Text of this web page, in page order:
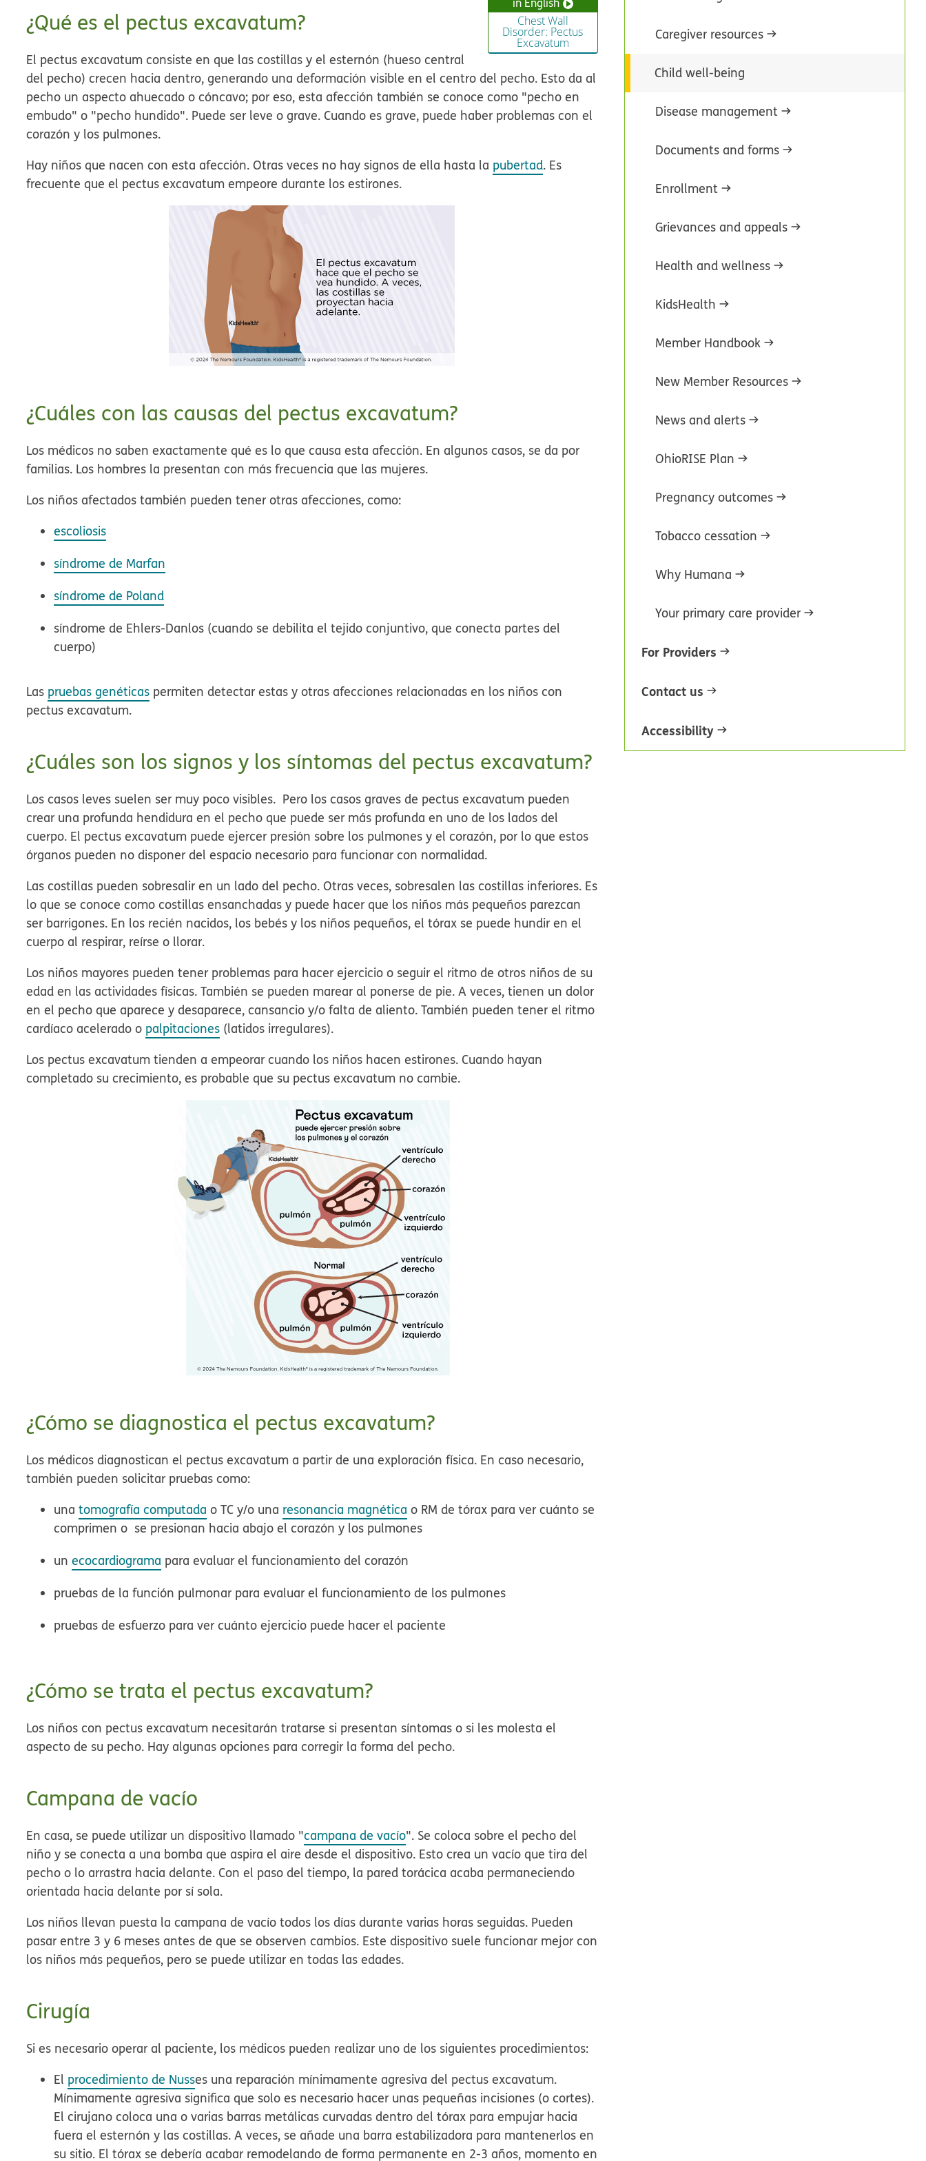
Chest Wall
Disorder: Pectus
Excavatum
¿Qué es el pectus excavatum?
El pectus excavatum consiste en que las costillas y el esternón (hueso central
del pecho) crecen hacia dentro, generando una deformación visible en el centro del pecho. Esto da al
pecho un aspecto ahuecado o cóncavo; por eso, esta afección también se conoce como "pecho en
embudo" o "pecho hundido". Puede ser leve o grave. Cuando es grave, puede haber problemas con el
corazón y los pulmones.
Hay niños que nacen con esta afección. Otras veces no hay signos de ella hasta la pubertad. Es
frecuente que el pectus excavatum empeore durante los estirones.
¿Cuáles con las causas del pectus excavatum?
Los médicos no saben exactamente qué es lo que causa esta afección. En algunos casos, se da por
familias. Los hombres la presentan con más frecuencia que las mujeres.
Los niños afectados también pueden tener otras afecciones, como:
escoliosis
síndrome de Marfan
síndrome de Poland
síndrome de Ehlers-Danlos (cuando se debilita el tejido conjuntivo, que conecta partes del
cuerpo)
Las pruebas genéticas permiten detectar estas y otras afecciones relacionadas en los niños con
pectus excavatum.
¿Cuáles son los signos y los síntomas del pectus excavatum?
Los casos leves suelen ser muy poco visibles. Pero los casos graves de pectus excavatum pueden
crear una profunda hendidura en el pecho que puede ser más profunda en uno de los lados del
cuerpo. El pectus excavatum puede ejercer presión sobre los pulmones y el corazón, por lo que estos
órganos pueden no disponer del espacio necesario para funcionar con normalidad.
Las costillas pueden sobresalir en un lado del pecho. Otras veces, sobresalen las costillas inferiores. Es
lo que se conoce como costillas ensanchadas y puede hacer que los niños más pequeños parezcan
ser barrigones. En los recién nacidos, los bebés y los niños pequeños, el tórax se puede hundir en el
cuerpo al respirar, reírse o llorar.
Los niños mayores pueden tener problemas para hacer ejercicio o seguir el ritmo de otros niños de su
edad en las actividades físicas. También se pueden marear al ponerse de pie. A veces, tienen un dolor
en el pecho que aparece y desaparece, cansancio y/o falta de aliento. También pueden tener el ritmo
cardíaco acelerado o palpitaciones (latidos irregulares).
Los pectus excavatum tienden a empeorar cuando los niños hacen estirones. Cuando hayan
completado su crecimiento, es probable que su pectus excavatum no cambie.
¿Cómo se diagnostica el pectus excavatum?
Los médicos diagnostican el pectus excavatum a partir de una exploración física. En caso necesario,
también pueden solicitar pruebas como:
unatomografía computada o TC y/o una resonancia magnética o RM de tórax para ver cuánto se
comprimen o se presionan hacia abajo el corazón y los pulmones
unecocardiograma para evaluar el funcionamiento del corazón
pruebas de la función pulmonar para evaluar el funcionamiento de los pulmones
pruebas de esfuerzo para ver cuánto ejercicio puede hacer el paciente
¿Cómo se trata el pectus excavatum?
Los niños con pectus excavatum necesitarán tratarse si presentan síntomas o si les molesta el
aspecto de su pecho. Hay algunas opciones para corregir la forma del pecho.
Campana de vacío
En casa, se puede utilizar un dispositivo llamado "campana de vacío". Se coloca sobre el pecho del
niño y se conecta a una bomba que aspira el aire desde el dispositivo. Esto crea un vacío que tira del
pecho o lo arrastra hacia delante. Con el paso del tiempo, la pared torácica acaba permaneciendo
orientada hacia delante por sí sola.
Los niños llevan puesta la campana de vacío todos los días durante varias horas seguidas. Pueden
pasar entre 3 y 6 meses antes de que se observen cambios. Este dispositivo suele funcionar mejor con
los niños más pequeños, pero se puede utilizar en todas las edades.
Cirugía
Si es necesario operar al paciente, los médicos pueden realizar uno de los siguientes procedimientos:
El procedimiento de Nusses una reparación mínimamente agresiva del pectus excavatum.
Mínimamente agresiva significa que solo es necesario hacer unas pequeñas incisiones (o cortes).
El cirujano coloca una o varias barras metálicas curvadas dentro del tórax para empujar hacia
fuera el esternón y las costillas. A veces, se añade una barra estabilizadora para mantenerlos en
su sitio. El tórax se debería acabar remodelando de forma permanente en 2-3 años, momento en
Caregiver resources
Child well-being
Disease management
Documents and forms
Enrollment
Grievances and appeals
Health and wellness
KidsHealth
Member Handbook
New Member Resources
News and alerts
OhioRISE Plan
Pregnancy outcomes
Tobacco cessation
Why Humana
Your primary care provider
For Providers
Contact us
Accessibility